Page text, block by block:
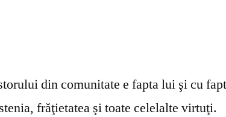
din comunitate e fapta lui şi cu
frăţietatea şi toate celelalte virtuţi.